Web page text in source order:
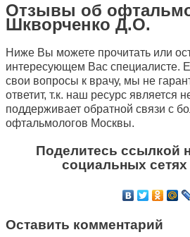
Отзывы об
Шкворченко Д.О.
Ниже Вы можете прочитать или
интересующем Вас специалисте.
свои вопросы к врачу, мы не
ответит, т.к. наш ресурс является
поддерживает обратной связи с
офтальмологов Москвы.
Поделитесь ссылкой
социальных сетях
Оставить комментарий